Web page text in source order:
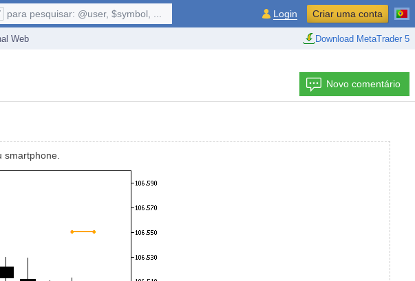
Web Download MetaTrader 5
para pesquisar: @user, $symbol, ... Login Criar uma conta
Novo comentário
smartphone.